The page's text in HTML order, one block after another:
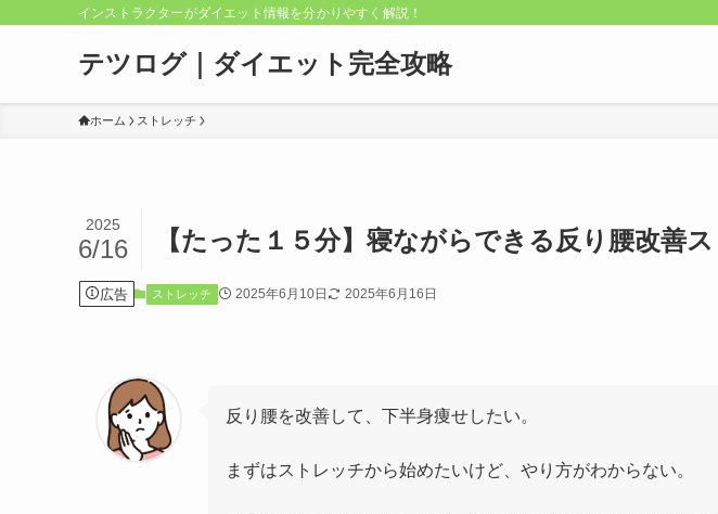
インストラクターがダイエット情報を分かりやすく解説！
テツログ｜ダイエット完全攻略
ホーム ストレッチ
【たった１５分】寝ながらできる反り腰改善
2025
6/16
広告 ストレッチ 2025年6月10日 2025年6月16日
反り腰を改善して、下半身痩せしたい。
まずはストレッチから始めたいけど、やり方がわからない。